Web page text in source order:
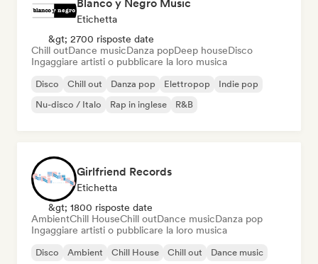
Blanco y Negro Music
Etichetta
&gt; 2700 risposte date
Chill outDance musicDanza popDeep houseDisco
Ingaggiare artisti o pubblicare la loro musica
Disco Chill out Danza pop Elettropop
Indie pop
Nu-disco / Italo
Rap in inglese R&B
Girlfriend Records
Etichetta
&gt; 1800 risposte date
AmbientChill HouseChill outDance musicDanza pop
Ingaggiare artisti o pubblicare la loro musica
Disco Ambient Chill House Chill out Dance music